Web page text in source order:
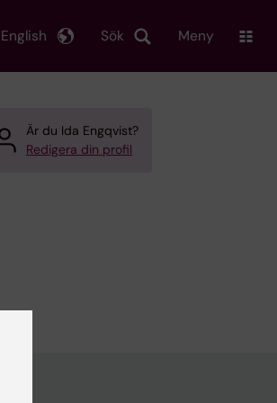
Sök
English Meny
Är du Ida Engqvist?
Redigera din profil